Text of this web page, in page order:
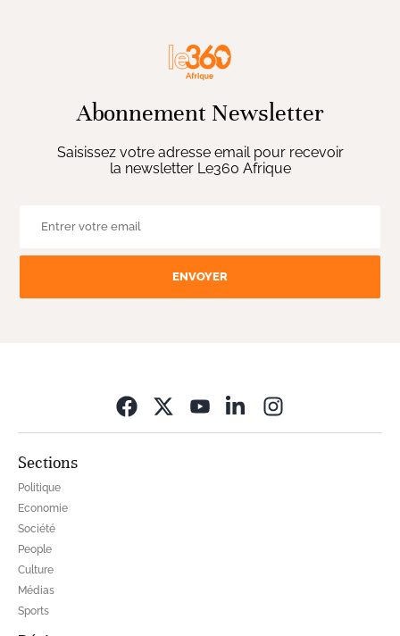
Abonnement Newsletter
Saisissez votre adresse email pour recevoir
la newsletter Le360 Afrique
ENVOYER
Sections
Politique
Economie
Société
People
Culture
Médias
Sports